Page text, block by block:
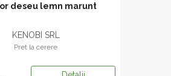
deseu lemn marunt
KENOBI SRL
Pret la cerere